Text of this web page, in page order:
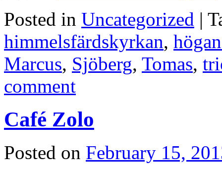
Posted in Uncategorized |
himmelsfärdskyrkan,
Marcus, Sjöberg, Tomas,
comment
Café Zolo
Posted on February 15,